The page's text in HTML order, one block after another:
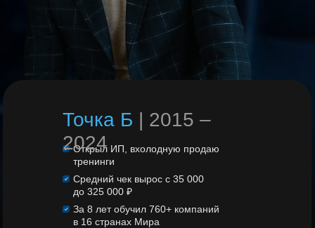
Открыл ИП, вхолодную продаю
тренинги
Точка Б | 2015 –
2024
За 8 лет обучил 760+ компаний
в 16 странах Мира
Средний чек вырос с 35 000
до 325 000 ₽